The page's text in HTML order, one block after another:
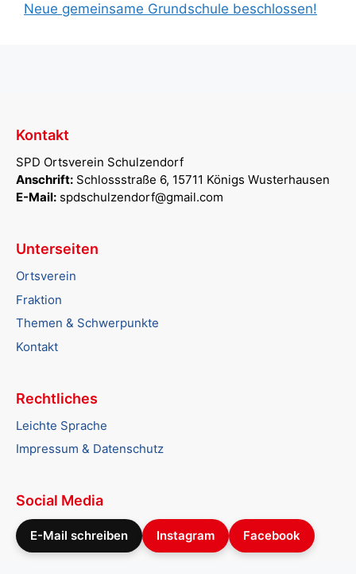
Neue gemeinsame Grundschule beschlossen!
Kontakt
SPD Ortsverein Schulzendorf
Anschrift: Schlossstraße 6, 15711 Königs Wusterhausen
E-Mail: spdschulzendorf@gmail.com
Unterseiten
Ortsverein
Fraktion
Themen & Schwerpunkte
Kontakt
Rechtliches
Leichte Sprache
Impressum & Datenschutz
Social Media
E-Mail schreiben Instagram Facebook